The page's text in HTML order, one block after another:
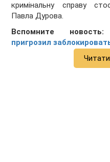
кримінальну справу
Павла Дурова.
Вспомните
пригрозил